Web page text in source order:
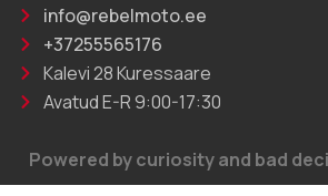
info@rebelmoto.ee
+37255565176
Kalevi 28 Kuressaare
Avatud E-R 9:00-17:30
Powered by curiosity and bad